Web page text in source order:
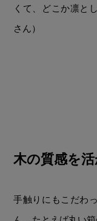
くて、どこか凛と
さん）
木の質感を
手触りにもこだわ